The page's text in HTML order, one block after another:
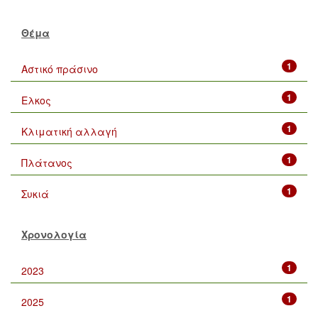
Θέμα
1
Αστικό πράσινο
1
Ελκος
1
Κλιματική αλλαγή
1
Πλάτανος
1
Συκιά
Χρονολογία
1
2023
1
2025